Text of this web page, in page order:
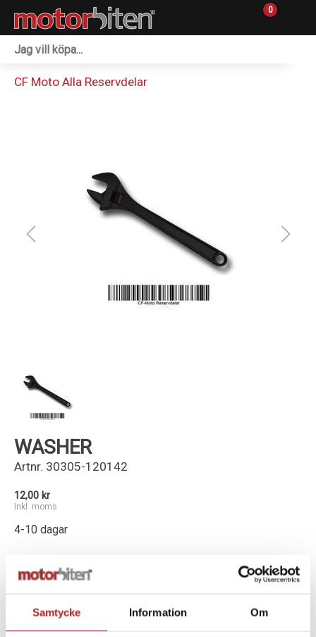
Samtycke Information Om
0
Reservdelar
Sprängskisser
CF Moto Alla Reservdelar
WASHER
Artnr. 30305-120142
12,00 kr
Inkl. moms
4-10 dagar
- +